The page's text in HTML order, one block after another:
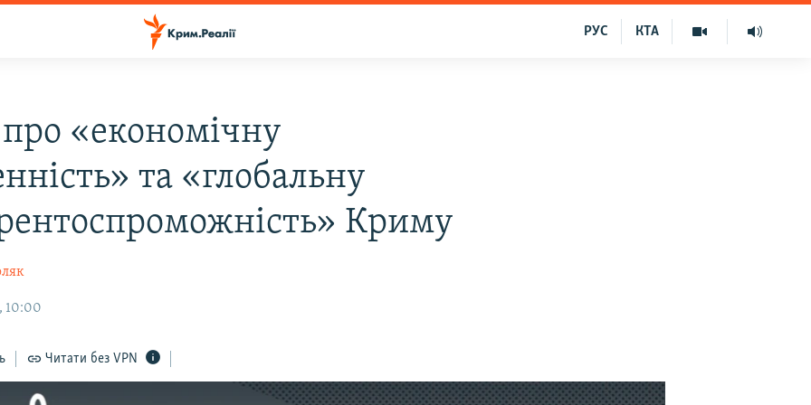
КТА
РУС
«економічну
та «глобальну
Криму
10:00
Читати без VPN